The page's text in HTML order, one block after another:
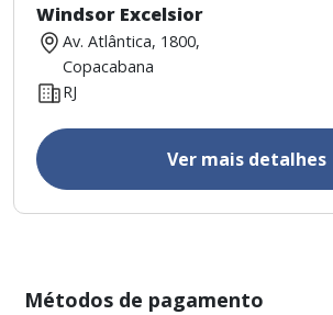
Windsor Excelsior
Av. Atlântica, 1800,
Copacabana
RJ
Ver mais detalhes
Métodos de pagamento